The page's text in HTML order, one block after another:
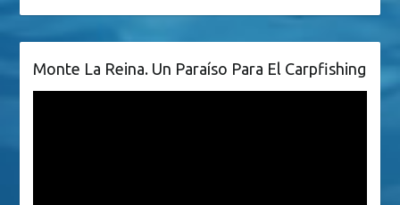
Monte La Reina. Un Paraíso Para El Carpfishing